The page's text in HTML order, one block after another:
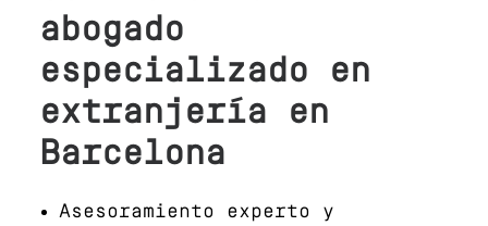
abogado
especializado en
extranjería en
Barcelona
Asesoramiento experto y